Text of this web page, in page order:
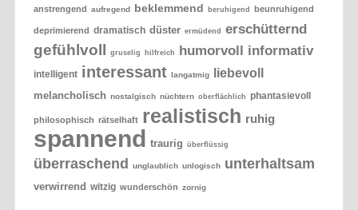
anstrengend aufregend beklemmend beruhigend beunruhigend
deprimierend dramatisch düster ermüdend erschütternd
gefühlvoll gruselig hilfreich humorvoll informativ
intelligent interessant langatmig liebevoll
melancholisch nostalgisch nüchtern oberflächlich phantasievoll
philosophisch rätselhaft realistisch ruhig
spannend traurig überflüssig
überraschend unglaublich unlogisch unterhaltsam
verwirrend witzig wunderschön zornig